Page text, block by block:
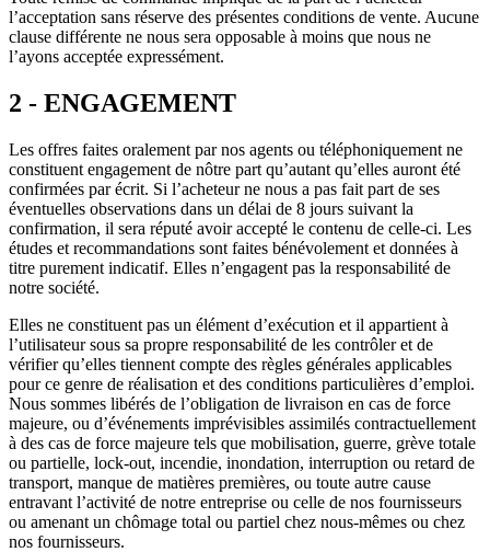
l’acceptation sans réserve des présentes conditions de vente. Aucune
clause différente ne nous sera opposable à moins que nous ne
l’ayons acceptée expressément.
2 - ENGAGEMENT
Les offres faites oralement par nos agents ou téléphoniquement ne
constituent engagement de nôtre part qu’autant qu’elles auront été
confirmées par écrit. Si l’acheteur ne nous a pas fait part de ses
éventuelles observations dans un délai de 8 jours suivant la
confirmation, il sera réputé avoir accepté le contenu de celle-ci. Les
études et recommandations sont faites bénévolement et données à
titre purement indicatif. Elles n’engagent pas la responsabilité de
notre société.
Elles ne constituent pas un élément d’exécution et il appartient à
l’utilisateur sous sa propre responsabilité de les contrôler et de
vérifier qu’elles tiennent compte des règles générales applicables
pour ce genre de réalisation et des conditions particulières d’emploi.
Nous sommes libérés de l’obligation de livraison en cas de force
majeure, ou d’événements imprévisibles assimilés contractuellement
à des cas de force majeure tels que mobilisation, guerre, grève totale
ou partielle, lock-out, incendie, inondation, interruption ou retard de
transport, manque de matières premières, ou toute autre cause
entravant l’activité de notre entreprise ou celle de nos fournisseurs
ou amenant un chômage total ou partiel chez nous-mêmes ou chez
nos fournisseurs.